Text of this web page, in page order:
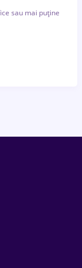
sau mai puține